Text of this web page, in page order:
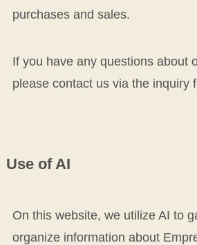
purchases and sales.
If you have any questions about
please contact us via the inquiry
Use of AI
On this website, we utilize AI to
organize information about